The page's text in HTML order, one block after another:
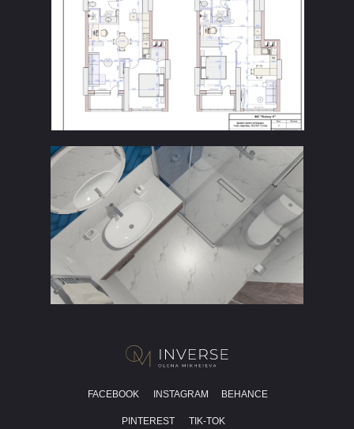
FACEBOOK INSTAGRAM BEHANCE
PINTEREST TIK-TOK